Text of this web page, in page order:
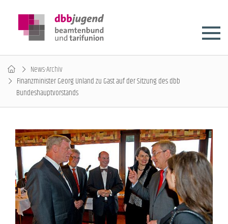
News-Archiv
Finanzminister Georg Unland zu Gast auf der Sitzung des dbb
Bundeshauptvorstands